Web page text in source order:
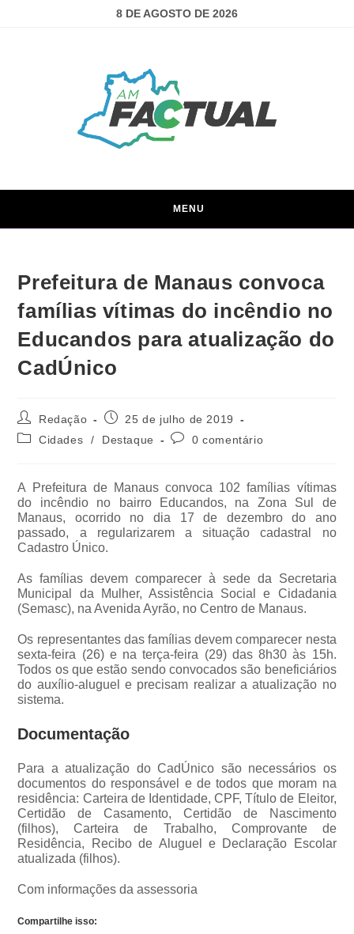
8 DE AGOSTO DE 2026
MENU
Prefeitura de Manaus convoca
famílias vítimas do incêndio no
Educandos para atualização do
CadÚnico
Redação
25 de julho de 2019
Cidades
/ Destaque 0 comentário
A Prefeitura de Manaus convoca 102 famílias vítimas
do incêndio no bairro Educandos, na Zona Sul de
Manaus, ocorrido no dia 17 de dezembro do ano
passado, a regularizarem a situação cadastral no
Cadastro Único.
As famílias devem comparecer à sede da Secretaria
Municipal da Mulher, Assistência Social e Cidadania
(Semasc), na Avenida Ayrão, no Centro de Manaus.
Os representantes das famílias devem comparecer nesta
sexta-feira (26) e na terça-feira (29) das 8h30 às 15h.
Todos os que estão sendo convocados são beneficiários
do auxílio-aluguel e precisam realizar a atualização no
sistema.
Documentação
Para a atualização do CadÚnico são necessários os
documentos do responsável e de todos que moram na
residência: Carteira de Identidade, CPF, Título de Eleitor,
Certidão de Casamento, Certidão de Nascimento
(filhos), Carteira de Trabalho, Comprovante de
Residência, Recibo de Aluguel e Declaração Escolar
atualizada (filhos).
Com informações da assessoria
Compartilhe isso: